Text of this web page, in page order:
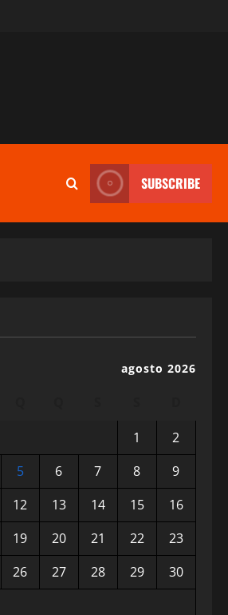
SUBSCRIBE
agosto 2026
1
2
5 6 7 8
9
12 13 14 15
16
19 20 21 22
23
26 27 28 29
30